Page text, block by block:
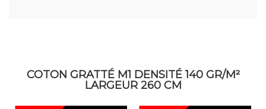
COTON GRATTÉ M1 DENSITÉ 140 GR/M²
LARGEUR 260 CM